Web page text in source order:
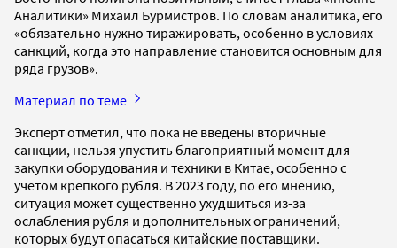
Аналитики» Михаил Бурмистров. По словам аналитика, его
«обязательно нужно тиражировать, особенно в условиях
санкций, когда это направление становится основным для
ряда грузов».
Материал по теме
Эксперт отметил, что пока не введены вторичные
санкции, нельзя упустить благоприятный момент для
закупки оборудования и техники в Китае, особенно с
учетом крепкого рубля. В 2023 году, по его мнению,
ситуация может существенно ухудшиться из-за
ослабления рубля и дополнительных ограничений,
которых будут опасаться китайские поставщики.